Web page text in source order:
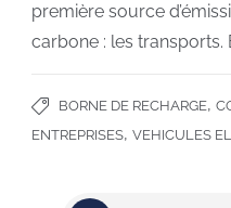
première source
carbone : les transports.
BORNE DE RECHARGE,
ENTREPRISES, VEHICULES